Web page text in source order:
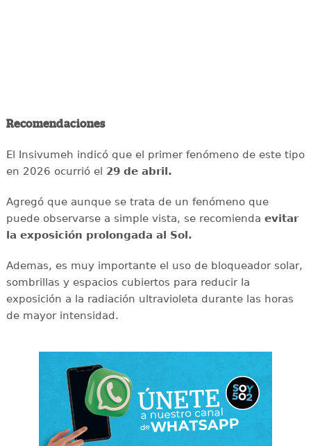
Recomendaciones
El Insivumeh indicó que el primer fenómeno de este tipo
en 2026 ocurrió el 29 de abril.
Agregó que aunque se trata de un fenómeno que
puede observarse a simple vista, se recomienda evitar
la exposición prolongada al Sol.
Ademas, es muy importante el uso de bloqueador solar,
sombrillas y espacios cubiertos para reducir la
exposición a la radiación ultravioleta durante las horas
de mayor intensidad.